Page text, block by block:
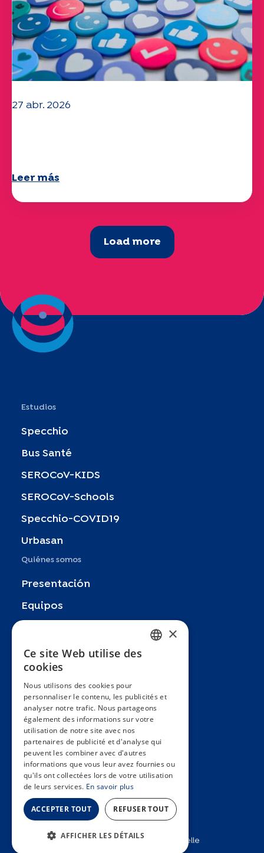
27 abr. 2026
Leer más
Load more
Estudios
Specchio
Bus Santé
SEROCoV-KIDS
SEROCoV-Schools
Specchio-COVID19
Urbasan
Quiénes somos
Presentación
Equipos
Publicaciones
Zoom In
Contacto
Condiciones generales
Hôpitaux Universitaires Genève
Université de Genève
2025 © Unité d’épidémiologie populationnelle
FRENCH
SPANISH
GERMAN
ITALIAN
PORTUGUESE
×
Ce site Web utilise des
cookies
Nous utilisons des cookies pour
personnaliser le contenu, les publicités et
analyser notre trafic. Nous partageons
également des informations sur votre
utilisation de notre site avec nos
partenaires de publicité et d'analyse qui
peuvent les combiner avec d'autres
informations que vous leur avez fournies ou
qu'ils ont collectées lors de votre utilisation
de leurs services. En savoir plus
ACCEPTER TOUT REFUSER TOUT
AFFICHER LES DÉTAILS